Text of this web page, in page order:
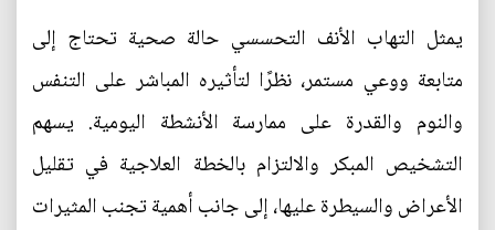
يمثل التهاب الأنف التحسسي حالة صحية تحتاج إلى
متابعة ووعي مستمر، نظرًا لتأثيره المباشر على التنفس
والنوم والقدرة على ممارسة الأنشطة اليومية. يسهم
التشخيص المبكر والالتزام بالخطة العلاجية في تقليل
الأعراض والسيطرة عليها، إلى جانب أهمية تجنب المثيرات